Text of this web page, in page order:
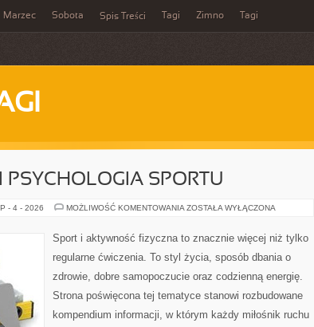
Marzec Sobota Spis Treści Tagi Zimno Tagi
PSYCHOLOGIA SPORTU
- 4 - 2026 MOŻLIWOŚĆ KOMENTOWANIA MOTYWACJA
ZOSTAŁA WYŁĄCZONA
Sport i aktywność fizyczna to znacznie więcej niż tylko
regularne ćwiczenia. To styl życia, sposób dbania o
zdrowie, dobre samopoczucie oraz codzienną energię.
Strona poświęcona tej tematyce stanowi rozbudowane
kompendium informacji, w którym każdy miłośnik ruchu